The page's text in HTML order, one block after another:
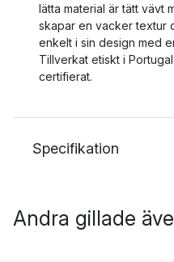
lätta material är tätt vävt
skapar en vacker textur
enkelt i sin design med
Tillverkat etiskt i
certifierat.
Specifikation
Andra gillade